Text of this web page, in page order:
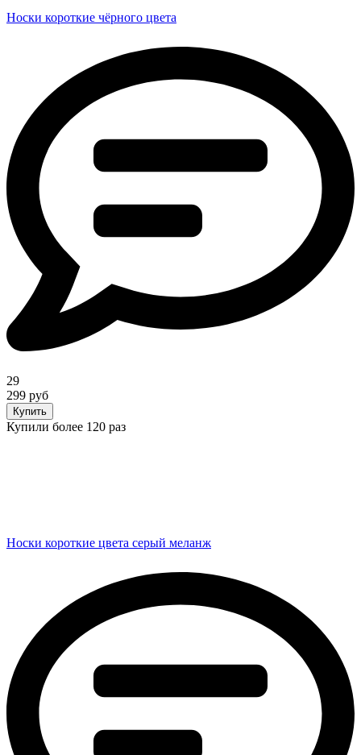
Носки короткие чёрного цвета
29
299 руб
Купить
Купили более 120 раз
Носки короткие цвета серый меланж